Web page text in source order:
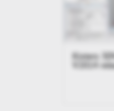
Kisters
V2014